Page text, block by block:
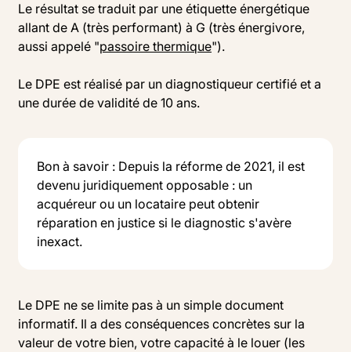
Le résultat se traduit par une étiquette énergétique
allant de A (très performant) à G (très énergivore,
aussi appelé "passoire thermique").
Le DPE est réalisé par un diagnostiqueur certifié et a
une durée de validité de 10 ans.
Bon à savoir : Depuis la réforme de 2021, il est
devenu juridiquement opposable : un
acquéreur ou un locataire peut obtenir
réparation en justice si le diagnostic s'avère
inexact.
Le DPE ne se limite pas à un simple document
informatif. Il a des conséquences concrètes sur la
valeur de votre bien, votre capacité à le louer (les